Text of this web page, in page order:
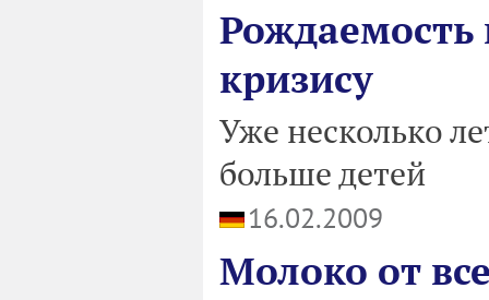
Рождаемость
кризису
Уже несколько
больше детей
16.02.2009
Молоко от